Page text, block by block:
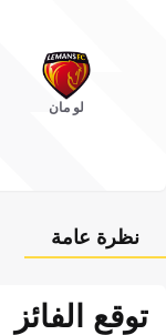
لو مان
نظرة عامة
توقع الفائز